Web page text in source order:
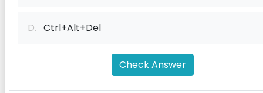
D. Ctrl+Alt+Del
Check Answer